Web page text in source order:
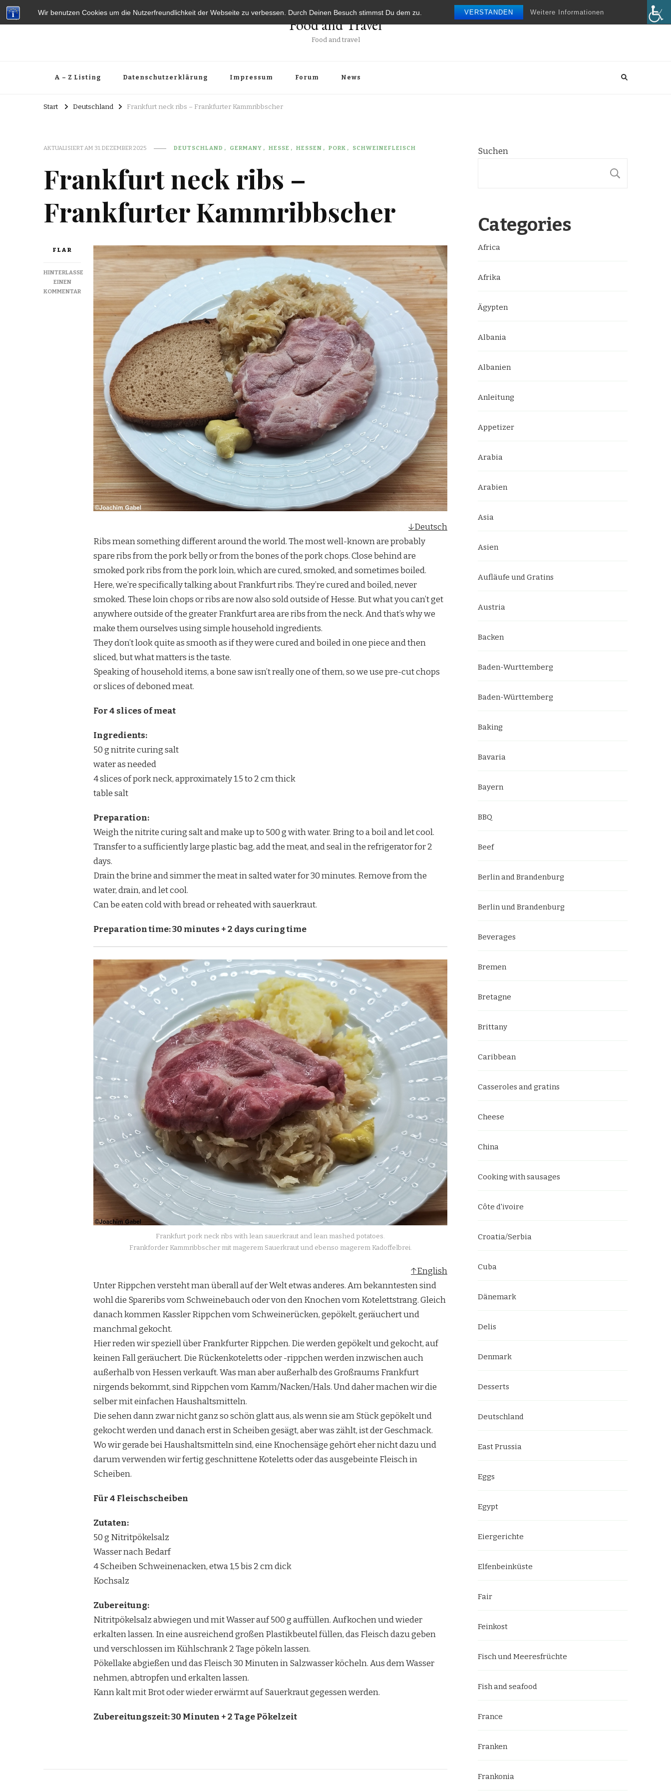
Wir benutzen Cookies um die Nutzerfreundlichkeit der Webseite zu verbessen. Durch Deinen Besuch stimmst Du dem zu. VERSTANDEN Weitere Informationen
Food and Travel
Food and travel
A – Z Listing Datenschutzerklärung Impressum Forum News
Start Deutschland Frankfurt neck ribs – Frankfurter Kammribbscher
AKTUALISIERT AM 31. DEZEMBER 2025 DEUTSCHLAND GERMANY HESSE HESSEN PORK SCHWEINEFLEISCH
Frankfurt neck ribs –
Frankfurter Kammribbscher
FLAR
HINTERLASSE
EINEN
KOMMENTARZU
FRANKFURT
NECK
FRANKFURTER
KAMMRIBBSCHER
↓Deutsch
Ribs mean something different around the world. The most well-known are probably
spare ribs from the pork belly or from the bones of the pork chops. Close behind are
smoked pork ribs from the pork loin, which are cured, smoked, and sometimes boiled.
Here, we’re specifically talking about Frankfurt ribs. They’re cured and boiled, never
smoked. These loin chops or ribs are now also sold outside of Hesse. But what you can’t get
anywhere outside of the greater Frankfurt area are ribs from the neck. And that’s why we
make them ourselves using simple household ingredients.
They don’t look quite as smooth as if they were cured and boiled in one piece and then
sliced, but what matters is the taste.
Speaking of household items, a bone saw isn’t really one of them, so we use pre-cut chops
or slices of deboned meat.
For 4 slices of meat
Ingredients:
50 g nitrite curing salt
water as needed
4 slices of pork neck, approximately 1.5 to 2 cm thick
table salt
Preparation:
Weigh the nitrite curing salt and make up to 500 g with water. Bring to a boil and let cool.
Transfer to a sufficiently large plastic bag, add the meat, and seal in the refrigerator for 2
days.
Drain the brine and simmer the meat in salted water for 30 minutes. Remove from the
water, drain, and let cool.
Can be eaten cold with bread or reheated with sauerkraut.
Preparation time: 30 minutes + 2 days curing time
Frankfurt pork neck ribs with lean sauerkraut and lean mashed potatoes.
Frankforder Kammribbscher mit magerem Sauerkraut und ebenso magerem Kadoffelbrei.
↑English
Unter Rippchen versteht man überall auf der Welt etwas anderes. Am bekanntesten sind
wohl die Spareribs vom Schweinebauch oder von den Knochen vom Kotelettstrang. Gleich
danach kommen Kassler Rippchen vom Schweinerücken, gepökelt, geräuchert und
manchmal gekocht.
Hier reden wir speziell über Frankfurter Rippchen. Die werden gepökelt und gekocht, auf
keinen Fall geräuchert. Die Rückenkoteletts oder -rippchen werden inzwischen auch
außerhalb von Hessen verkauft. Was man aber außerhalb des Großraums Frankfurt
nirgends bekommt, sind Rippchen vom Kamm/Nacken/Hals. Und daher machen wir die
selber mit einfachen Haushaltsmitteln.
Die sehen dann zwar nicht ganz so schön glatt aus, als wenn sie am Stück gepökelt und
gekocht werden und danach erst in Scheiben gesägt, aber was zählt, ist der Geschmack.
Wo wir gerade bei Haushaltsmitteln sind, eine Knochensäge gehört eher nicht dazu und
darum verwenden wir fertig geschnittene Koteletts oder das ausgebeinte Fleisch in
Scheiben.
Für 4 Fleischscheiben
Zutaten:
50 g Nitritpökelsalz
Wasser nach Bedarf
4 Scheiben Schweinenacken, etwa 1,5 bis 2 cm dick
Kochsalz
Zubereitung:
Nitritpökelsalz abwiegen und mit Wasser auf 500 g auffüllen. Aufkochen und wieder
erkalten lassen. In eine ausreichend großen Plastikbeutel füllen, das Fleisch dazu geben
und verschlossen im Kühlschrank 2 Tage pökeln lassen.
Pökellake abgießen und das Fleisch 30 Minuten in Salzwasser köcheln. Aus dem Wasser
nehmen, abtropfen und erkalten lassen.
Kann kalt mit Brot oder wieder erwärmt auf Sauerkraut gegessen werden.
Zubereitungszeit: 30 Minuten + 2 Tage Pökelzeit
Suchen
Categories
Africa
Afrika
Ägypten
Albania
Albanien
Anleitung
Appetizer
Arabia
Arabien
Asia
Asien
Aufläufe und Gratins
Austria
Backen
Baden-Wurttemberg
Baden-Württemberg
Baking
Bavaria
Bayern
BBQ
Beef
Berlin and Brandenburg
Berlin und Brandenburg
Beverages
Bremen
Bretagne
Brittany
Caribbean
Casseroles and gratins
Cheese
China
Cooking with sausages
Côte d'ivoire
Croatia/Serbia
Cuba
Dänemark
Delis
Denmark
Desserts
Deutschland
East Prussia
Eggs
Egypt
Eiergerichte
Elfenbeinküste
Fair
Feinkost
Fisch und Meeresfrüchte
Fish and seafood
France
Franken
Frankonia